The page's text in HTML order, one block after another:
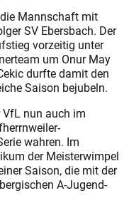
Mannschaft mit
SV Ebersbach. Der
vorzeitig unter
um Onur May
durfte damit den
Saison bejubeln.
nun auch im
wahren. Im
der Meisterwimpel
Saison, die mit der
A-Jugend-